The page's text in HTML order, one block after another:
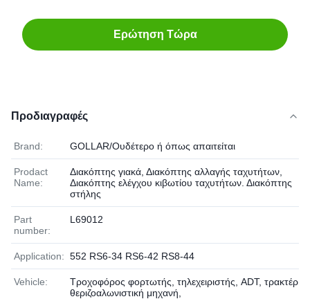
Ερώτηση Τώρα
Προδιαγραφές
Brand: GOLLAR/Ουδέτερο ή όπως απαιτείται
Prodact
Name:
Διακόπτης γιακά, Διακόπτης αλλαγής ταχυτήτων,
Διακόπτης ελέγχου κιβωτίου ταχυτήτων. Διακόπτης
στήλης
Part
number:
L69012
Application: 552 RS6-34 RS6-42 RS8-44
Vehicle:
Τροχοφόρος φορτωτής, τηλεχειριστής, ADT, τρακτέρ,
θεριζοαλωνιστική μηχανή,